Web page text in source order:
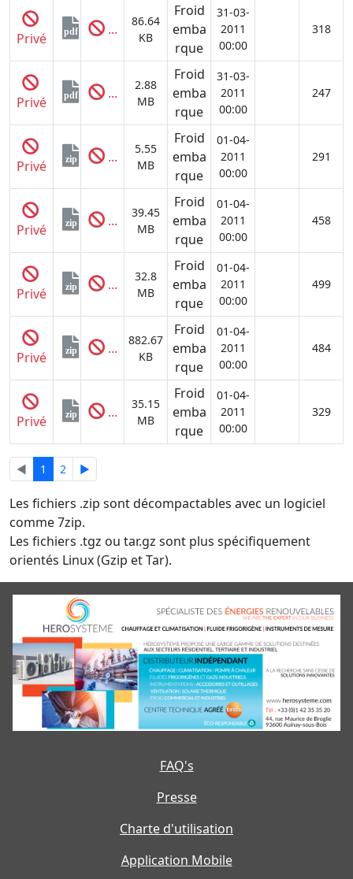
Privé pdf ...
86.64
KB
Froid
emba
rque
31-03-
2011
00:00
318
Privé pdf ...
2.88
MB
Froid
emba
rque
31-03-
2011
00:00
247
Privé zip ...
5.55
MB
Froid
emba
rque
01-04-
2011
00:00
291
Privé zip ...
39.45
MB
Froid
emba
rque
01-04-
2011
00:00
458
Privé zip ...
32.8
MB
Froid
emba
rque
01-04-
2011
00:00
499
Privé zip ...
882.67
KB
Froid
emba
rque
01-04-
2011
00:00
484
Privé zip ...
35.15
MB
Froid
emba
rque
01-04-
2011
00:00
329
◄ 1 2 ►
Les fichiers .zip sont décompactables avec un logiciel
comme 7zip.
Les fichiers .tgz ou tar.gz sont plus spécifiquement
orientés Linux (Gzip et Tar).
FAQ's
Presse
Charte d'utilisation
Application Mobile